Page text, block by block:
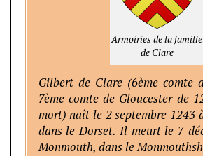
Armoiries de la famille
de Clare
Gilbert de Clare (6ème comte
7ème comte de Gloucester de
mort) naît le 2 septembre 1243
dans le Dorset. Il meurt le 7
Monmouth, dans le